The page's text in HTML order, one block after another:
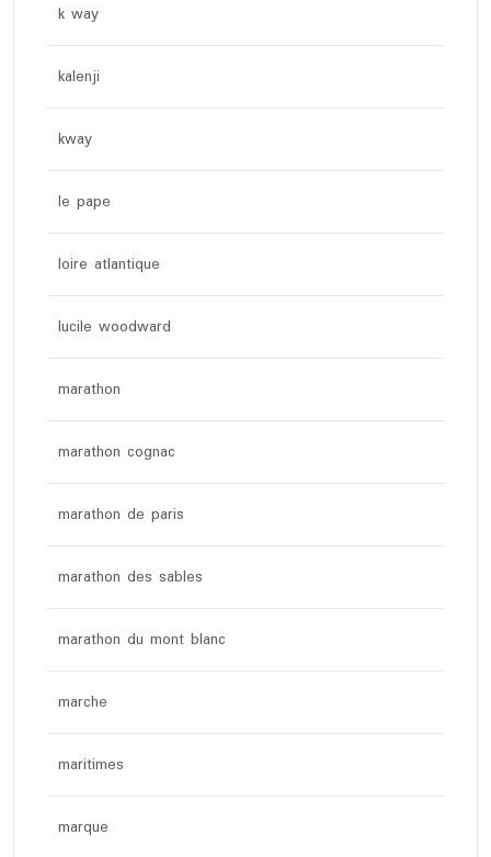
k way
kalenji
kway
le pape
loire atlantique
lucile woodward
marathon
marathon cognac
marathon de paris
marathon des sables
marathon du mont blanc
marche
maritimes
marque